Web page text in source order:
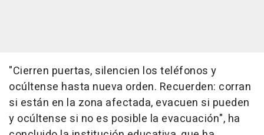
"Cierren puertas, silencien los teléfonos y
ocúltense hasta nueva orden. Recuerden: corran
si están en la zona afectada, evacuen si pueden
y ocúltense si no es posible la evacuación", ha